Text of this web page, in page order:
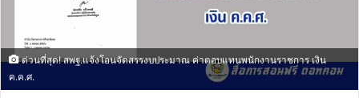
ด่วนที่สุด! สพฐ.แจ้งโอนจัดสรรงบประมาณ ค่าตอบแทนพนักงานราชการ เงิน
ค.ค.ศ.